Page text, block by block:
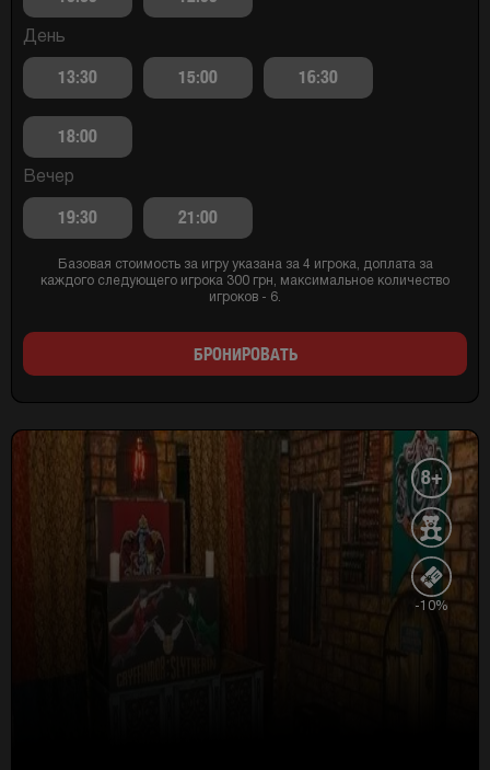
День
13:30 15:00 16:30
18:00
Вечер
19:30 21:00
Базовая стоимость за игру указана за 4 игрока, доплата за
каждого следующего игрока 300 грн, максимальное количество
игроков - 6.
БРОНИРОВАТЬ
8+
-10%